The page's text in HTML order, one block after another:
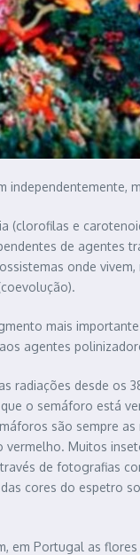
(clorofilas e
de agentes
onde
mais
agentes
radiações desde os
o semáforo está
são sempre
Muitos
de fotografias
cores do espetro
em Portugal as